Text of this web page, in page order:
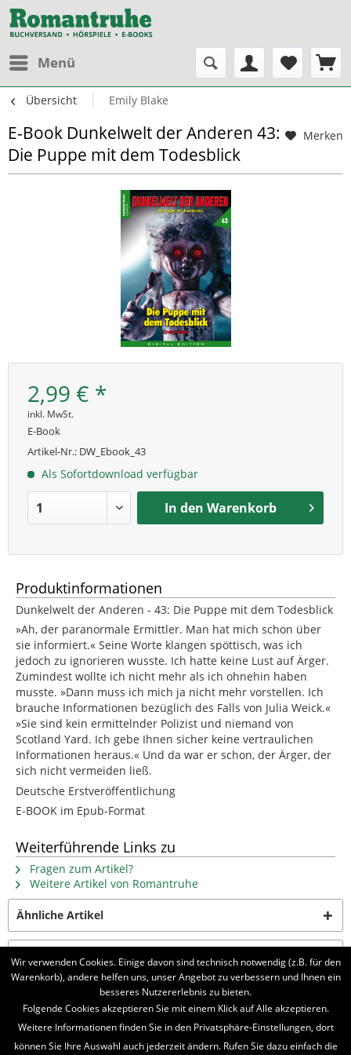
Menü
Übersicht Emily Blake
Merken
E-Book Dunkelwelt der Anderen 43:
Die Puppe mit dem Todesblick
2,99 € *
inkl. MwSt.
E-Book
Artikel-Nr.: DW_Ebook_43
Als Sofortdownload verfügbar
In den Warenkorb
Produktinformationen
Dunkelwelt der Anderen - 43: Die Puppe mit dem Todesblick
»Ah, der paranormale Ermittler. Man hat mich schon über
sie informiert.« Seine Worte klangen spöttisch, was ich
jedoch zu ignorieren wusste. Ich hatte keine Lust auf Ärger.
Zumindest wollte ich nicht mehr als ich ohnehin haben
musste. »Dann muss ich mich ja nicht mehr vorstellen. Ich
brauche Informationen bezüglich des Falls von Julia Weick.«
»Sie sind kein ermittelnder Polizist und niemand von
Scotland Yard. Ich gebe Ihnen sicher keine vertraulichen
Informationen heraus.« Und da war er schon, der Ärger, der
sich nicht vermeiden ließ.
Deutsche Erstveröffentlichung
E-BOOK im Epub-Format
Weiterführende Links zu
Fragen zum Artikel?
Weitere Artikel von Romantruhe
Ähnliche Artikel
Kunden kauften auch
BELIEBTE SERIEN
UNSER SHOP
Wir verwenden Cookies. Einige davon sind technisch notwendig (z.B. für den
Warenkorb), andere helfen uns, unser Angebot zu verbessern und Ihnen ein
besseres Nutzererlebnis zu bieten.
Folgende Cookies akzeptieren Sie mit einem Klick auf Alle akzeptieren.
Weitere Informationen finden Sie in den Privatsphäre-Einstellungen, dort
können Sie Ihre Auswahl auch jederzeit ändern. Rufen Sie dazu einfach die